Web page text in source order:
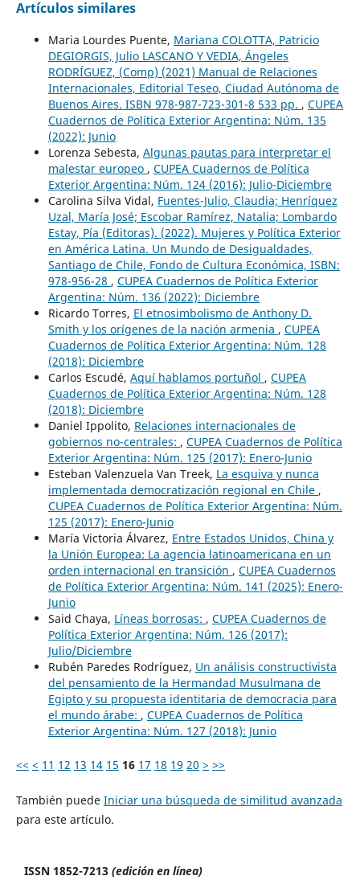
Artículos similares
Maria Lourdes Puente, Mariana COLOTTA, Patricio
DEGIORGIS, Julio LASCANO Y VEDIA, Ángeles
RODRÍGUEZ, (Comp) (2021) Manual de Relaciones
Internacionales, Editorial Teseo, Ciudad Autónoma de
Buenos Aires. ISBN 978-987-723-301-8 533 pp. , CUPEA
Cuadernos de Política Exterior Argentina: Núm. 135
(2022): Junio
Lorenza Sebesta, Algunas pautas para interpretar el
malestar europeo , CUPEA Cuadernos de Política
Exterior Argentina: Núm. 124 (2016): Julio-Diciembre
Carolina Silva Vidal, Fuentes-Julio, Claudia; Henríquez
Uzal, María José; Escobar Ramírez, Natalia; Lombardo
Estay, Pía (Editoras). (2022). Mujeres y Política Exterior
en América Latina. Un Mundo de Desigualdades,
Santiago de Chile, Fondo de Cultura Económica, ISBN:
978-956-28 , CUPEA Cuadernos de Política Exterior
Argentina: Núm. 136 (2022): Diciembre
Ricardo Torres, El etnosimbolismo de Anthony D.
Smith y los orígenes de la nación armenia , CUPEA
Cuadernos de Política Exterior Argentina: Núm. 128
(2018): Diciembre
Carlos Escudé, Aquí hablamos portuñol , CUPEA
Cuadernos de Política Exterior Argentina: Núm. 128
(2018): Diciembre
Daniel Ippolito, Relaciones internacionales de
gobiernos no-centrales: , CUPEA Cuadernos de Política
Exterior Argentina: Núm. 125 (2017): Enero-Junio
Esteban Valenzuela Van Treek, La esquiva y nunca
implementada democratización regional en Chile ,
CUPEA Cuadernos de Política Exterior Argentina: Núm.
125 (2017): Enero-Junio
María Victoria Álvarez, Entre Estados Unidos, China y
la Unión Europea: La agencia latinoamericana en un
orden internacional en transición , CUPEA Cuadernos
de Política Exterior Argentina: Núm. 141 (2025): Enero-
Junio
Said Chaya, Líneas borrosas: , CUPEA Cuadernos de
Política Exterior Argentina: Núm. 126 (2017):
Julio/Diciembre
Rubén Paredes Rodríguez, Un análisis constructivista
del pensamiento de la Hermandad Musulmana de
Egipto y su propuesta identitaria de democracia para
el mundo árabe: , CUPEA Cuadernos de Política
Exterior Argentina: Núm. 127 (2018): Junio
<< < 11 12 13 14 15 16 17 18 19 20 > >>
También puede Iniciar una búsqueda de similitud avanzada
para este artículo.
ISSN 1852-7213 (edición en línea)